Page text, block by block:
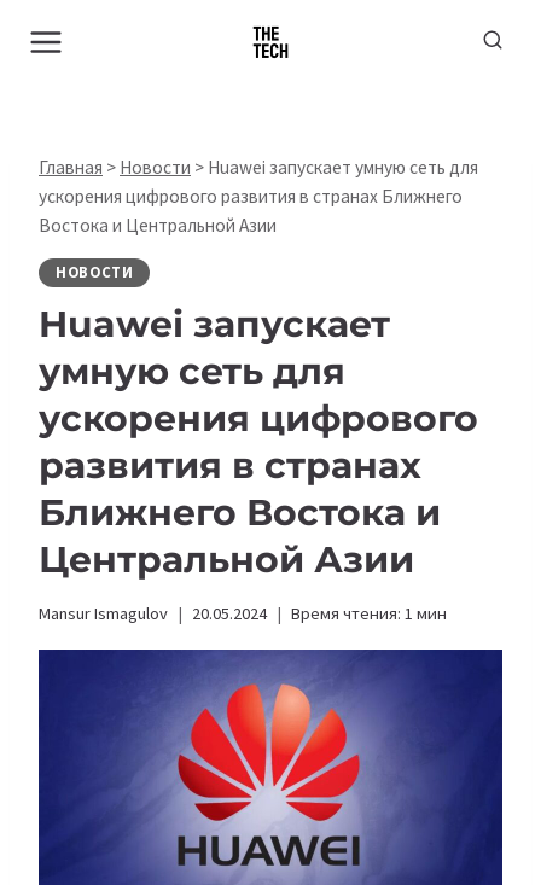
Главная > Новости > Huawei запускает умную сеть для
ускорения цифрового развития в странах Ближнего
Востока и Центральной Азии
НОВОСТИ
Huawei запускает
умную сеть для
ускорения цифрового
развития в странах
Ближнего Востока и
Центральной Азии
Mansur Ismagulov 20.05.2024 Время чтения: 1 мин